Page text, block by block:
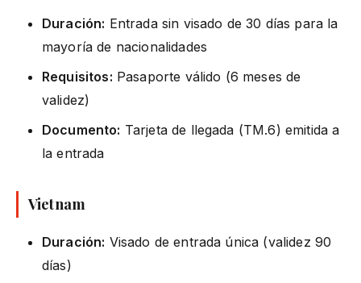
Duración: Entrada sin visado de 30 días para la
mayoría de nacionalidades
Requisitos: Pasaporte válido (6 meses de
validez)
Documento: Tarjeta de llegada (TM.6) emitida a
la entrada
Vietnam
Duración: Visado de entrada única (validez 90
días)